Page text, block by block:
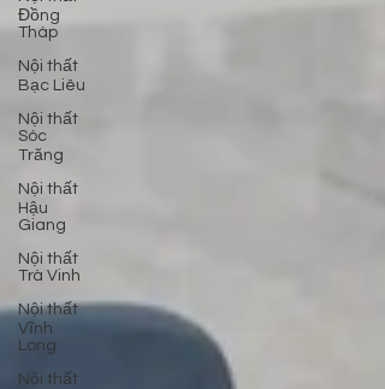
Đồng
Tháp
Nội thất
Bạc Liêu
Nội thất
Sóc
Trăng
Nội thất
Hậu
Giang
Nội thất
Trà Vinh
Nội thất
Vĩnh
Long
Nội thất